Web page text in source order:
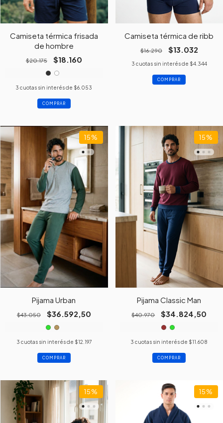
Camiseta térmica frisada
de hombre
$20.175 $18.160
3 cuotas sin interés de $6.053
COMPRAR
Camiseta térmica de ribb
$16.290 $13.032
3 cuotas sin interés de $4.344
COMPRAR
15%
Pijama Urban
$43.050 $36.592,50
3 cuotas sin interés de $12.197
COMPRAR
15%
Pijama Classic Man
$40.970 $34.824,50
3 cuotas sin interés de $11.608
COMPRAR
15% 15%